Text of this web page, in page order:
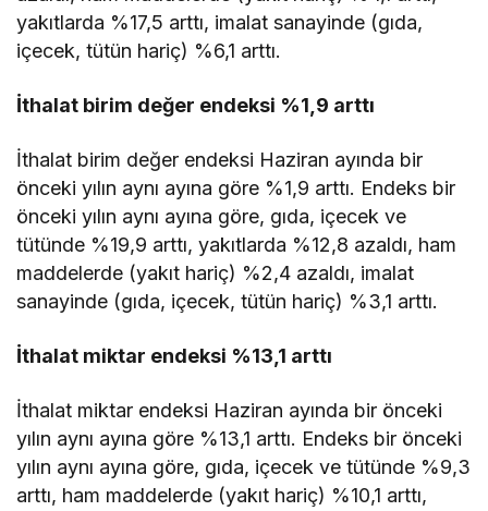
yakıtlarda %17,5 arttı, imalat sanayinde (gıda,
içecek, tütün hariç) %6,1 arttı.
İthalat birim değer endeksi %1,9 arttı
İthalat birim değer endeksi Haziran ayında bir
önceki yılın aynı ayına göre %1,9 arttı. Endeks bir
önceki yılın aynı ayına göre, gıda, içecek ve
tütünde %19,9 arttı, yakıtlarda %12,8 azaldı, ham
maddelerde (yakıt hariç) %2,4 azaldı, imalat
sanayinde (gıda, içecek, tütün hariç) %3,1 arttı.
İthalat miktar endeksi %13,1 arttı
İthalat miktar endeksi Haziran ayında bir önceki
yılın aynı ayına göre %13,1 arttı. Endeks bir önceki
yılın aynı ayına göre, gıda, içecek ve tütünde %9,3
arttı, ham maddelerde (yakıt hariç) %10,1 arttı,